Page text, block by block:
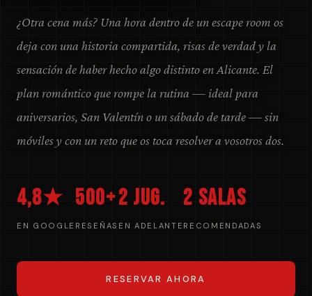
¿Otra cena más? Una hora dentro de un escape room os
deja con una historia compartida, risas de verdad y la
sensación de haber hecho algo distinto en Alicante. El
plan romántico que rompe la rutina — ideal para
aniversarios, San Valentín o un sábado de tarde — sin
móviles y con un reto que os toca resolver a vosotros dos.
4,8★
EN GOOGLE
500+
RESEÑAS
2 jug.
EN ADELANTE
2 salas
RECOMENDADAS
RESERVAR AHORA